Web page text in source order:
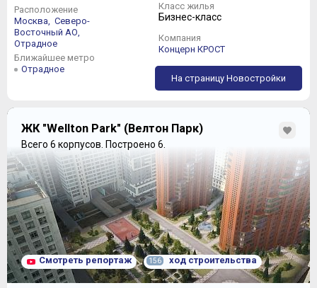
Расположение
Москва, Северо-
Восточный АО,
Отрадное
Ближайшее метро
Отрадное
Класс жилья
Бизнес-класс
Компания
Концерн КРОСТ
На страницу Новостройки
ЖК "Wellton Park" (Велтон Парк)
Всего 6 корпусов. Построено 6.
Смотреть репортаж 156 ход строительства